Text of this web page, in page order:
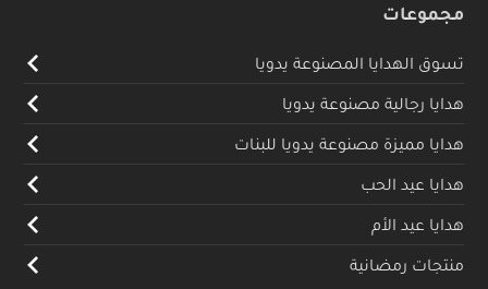
مجموعات
تسوق الهدايا المصنوعة يدويا
هدايا رجالية مصنوعة يدويا
هدايا مميزة مصنوعة يدويا للبنات
هدايا عيد الحب
هدايا عيد الأم
منتجات رمضانية